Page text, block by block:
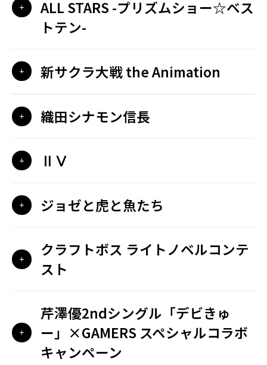
ALL STARS -プリズムショー☆ベス
トテン-
新サクラ大戦 the Animation
織田シナモン信長
ⅡⅤ
ジョゼと虎と魚たち
クラフトボス ライトノベルコンテ
スト
芹澤優2ndシングル「デビきゅ
ー」×GAMERS スペシャルコラボ
キャンペーン